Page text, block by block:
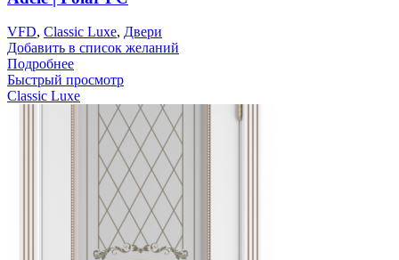
VFD, Classic Luxe, Двери
Добавить в список желаний
Подробнее
Быстрый просмотр
Classic Luxe